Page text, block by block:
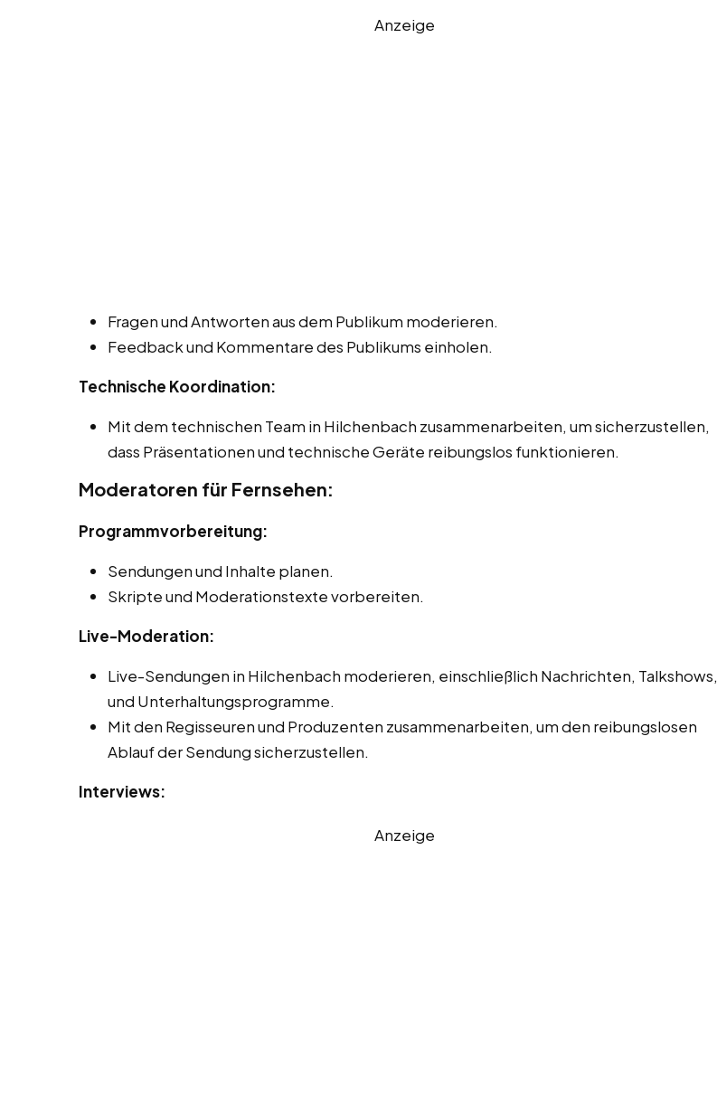
Anzeige
Fragen und Antworten aus dem Publikum moderieren.
Feedback und Kommentare des Publikums einholen.
Technische Koordination:
Mit dem technischen Team in Hilchenbach zusammenarbeiten, um sicherzustellen,
dass Präsentationen und technische Geräte reibungslos funktionieren.
Moderatoren für Fernsehen:
Programmvorbereitung:
Sendungen und Inhalte planen.
Skripte und Moderationstexte vorbereiten.
Live-Moderation:
Live-Sendungen in Hilchenbach moderieren, einschließlich Nachrichten, Talkshows,
und Unterhaltungsprogramme.
Mit den Regisseuren und Produzenten zusammenarbeiten, um den reibungslosen
Ablauf der Sendung sicherzustellen.
Interviews:
Anzeige